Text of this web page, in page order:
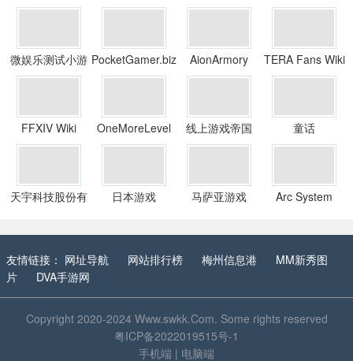
微娱乐测试小游
戏
PocketGamer.biz AionArmory TERA Fans Wiki
FFXIV Wiki OneMoreLevel 线上游戏帝国 童话
天宇科技股份有
日本游戏 马萨亚游戏
Arc System
友情链接： 网址导航 网站排行榜 梅州信息港
MM新秀图
片
DVA手游网
Copyright 2020-2024 Www.swkk.Com. Some rights reserved
粤ICP备2022019515号-1
手机端 | 电脑端